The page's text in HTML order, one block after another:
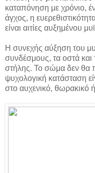
καταπόνηση με χρόνιο,
άγχος, η
είναι αιτίες αυξημένου
Η συνεχής αύξηση του
συνδέσμους, τα οστά και
στήλης. Το σώμα δεν θα
ψυχολογική κατάσταση
στο αυχενικό, θωρακικό